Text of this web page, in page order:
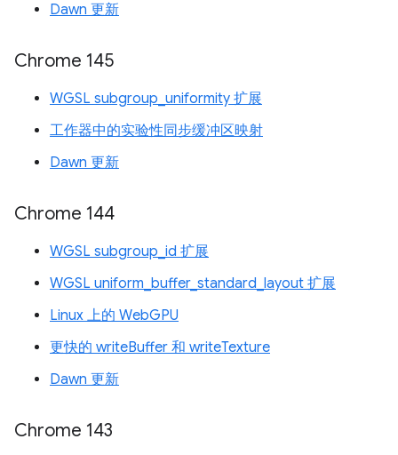
Dawn 更新
Chrome 145
WGSL subgroup_uniformity 扩展
工作器中的实验性同步缓冲区映射
Dawn 更新
Chrome 144
WGSL subgroup_id 扩展
WGSL uniform_buffer_standard_layout 扩展
Linux 上的 WebGPU
更快的 writeBuffer 和 writeTexture
Dawn 更新
Chrome 143